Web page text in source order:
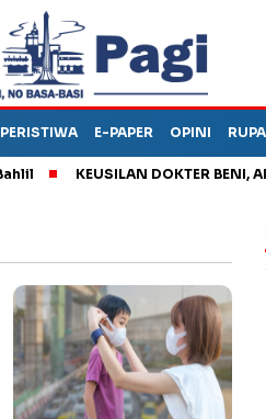
PERISTIWA E-PAPER OPINI
KEUSILAN DOKTER BENI,